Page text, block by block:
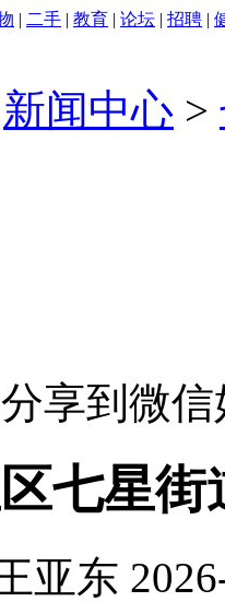
| 二手 | 教育 | 论坛 | 招聘 |
新闻中心 >
享到微
七星
亚东